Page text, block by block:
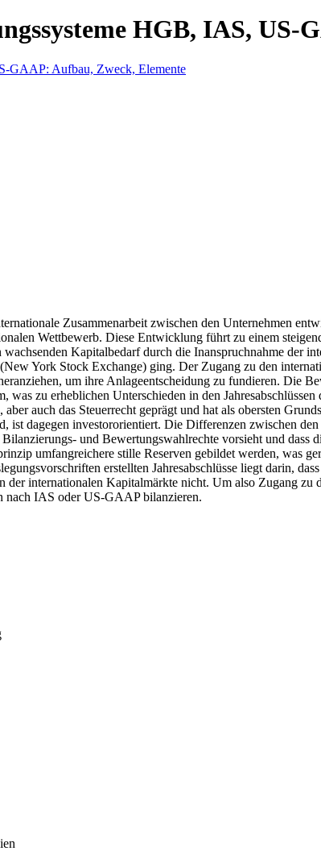
HGB, IAS, US-
Zusammenarbeit zwischen den Unternehmen
Wettbewerb. Diese Entwicklung führt zu einem
Kapitalbedarf durch die Inanspruchnahme der
York Stock Exchange) ging. Der Zugang zu den
um ihre Anlageentscheidung zu fundieren. Die
was zu erheblichen Unterschieden in den
auch das Steuerrecht geprägt und hat als obersten
ist dagegen investororientiert. Die Differenzen zwischen
und Bewertungswahlrechte vorsieht und
umfangreichere stille Reserven gebildet werden, was
erstellten Jahresabschlüsse liegt darin,
internationalen Kapitalmärkte nicht. Um also Zugang
nach IAS oder US-GAAP bilanzieren.